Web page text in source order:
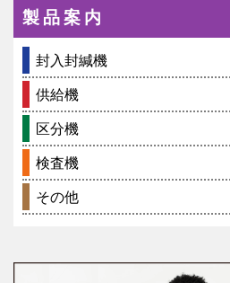
製品案内
封入封緘機
供給機
区分機
検査機
その他